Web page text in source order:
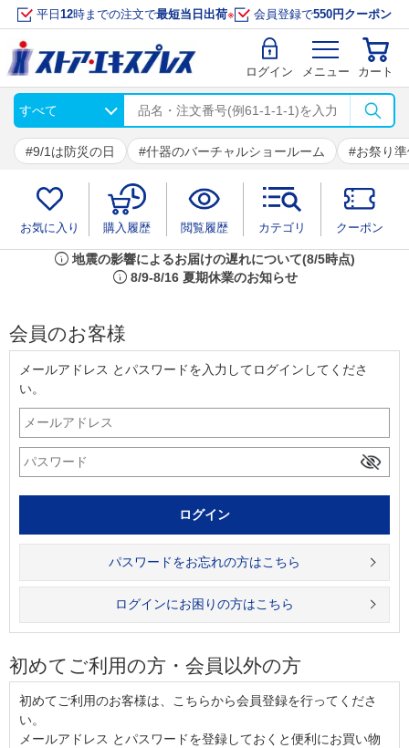
平日 12時までの注文で最短当日出荷※ 会員登録で550円クーポン
ログイン メニュー カート
9/1は防災の日 什器のバーチャルショールーム お祭り
お気に入り 購入履歴 閲覧履歴 カテゴリ クーポン
info 地震の影響によるお届けの遅れについて(8/5時点)
info 8/9-8/16 夏期休業のお知らせ
会員のお客様
メールアドレス とパスワードを入力してログインしてくださ
い。
パスワードをお忘れの方はこちら
ログインにお困りの方はこちら
初めてご利用の方・会員以外の方
初めてご利用のお客様は、こちらから会員登録を行ってくださ
い。
メールアドレス とパスワードを登録しておくと便利にお買い物